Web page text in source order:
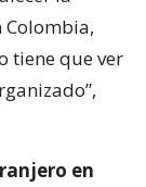
tiene que ver
en